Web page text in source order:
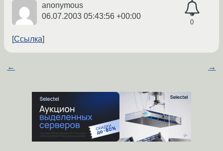
0
anonymous
06.07.2003 05:43:56 +00:00
Ссылка
← →